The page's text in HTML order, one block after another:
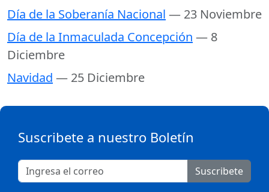
Día de la Soberanía Nacional — 23 Noviembre
Día de la Inmaculada Concepción — 8
Diciembre
Navidad — 25 Diciembre
Suscribete a nuestro Boletín
Suscribete